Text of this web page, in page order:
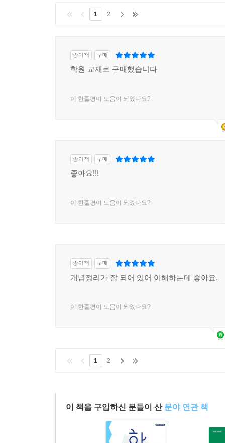
1 2
종이책 구매
학원 교재로 구매했습니다
이 한줄평이 도움이 되었나요?
종이책 구매
좋아요!!!
이 한줄평이 도움이 되었나요?
종이책 구매
개념정리가 잘 되어 있어 이해하는데 좋아요.
이 한줄평이 도움이 되었나요?
1 2
이 책을 구입하신 분들이 산 분야 연관 책